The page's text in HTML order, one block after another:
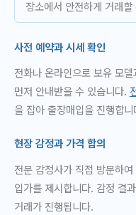
장소에서 안전하게 거래
사전 예약과 시세 확인
전화나 온라인으로 보유 모
먼저 안내받을 수 있습니다.
을 잡아 출장매입을 진행합니
현장 감정과 가격 합의
전문 감정사가 직접 방문하
입가를 제시합니다. 감정 결
거래가 진행됩니다.